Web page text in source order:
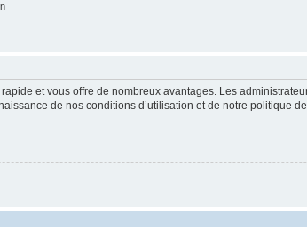
et vous offre de nombreux avantages. Les
de nos conditions d’utilisation et de notre politique